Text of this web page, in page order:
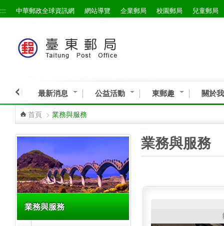
跳到主要內容區塊
::: 中華郵政全球資訊網 網站導覽 企業郵局 校園郵局 兒童郵局
最新消息 公益活動 東郵趣 關於
首頁 > 業務與服務
業務與服務
業務與服務